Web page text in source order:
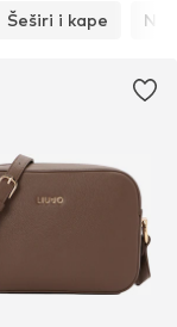
Šeširi i kape